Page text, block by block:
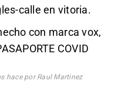
calle en vitoria.
con marca vox,
COVID
hace por Raul Martinez